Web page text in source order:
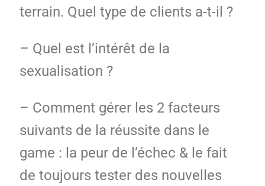
terrain. Quel type de clients a-t-il ?
– Quel est l’intérêt de la
sexualisation ?
– Comment gérer les 2 facteurs
suivants de la réussite dans le
game : la peur de l’échec & le fait
de toujours tester des nouvelles